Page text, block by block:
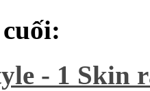
- 1 Skin